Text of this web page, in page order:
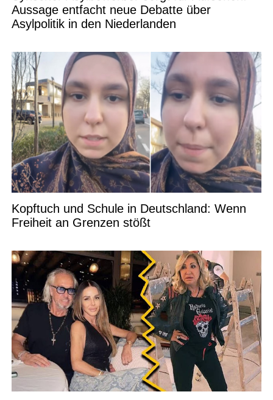
Aussage entfacht neue Debatte über
Asylpolitik in den Niederlanden
Kopftuch und Schule in Deutschland: Wenn
Freiheit an Grenzen stößt